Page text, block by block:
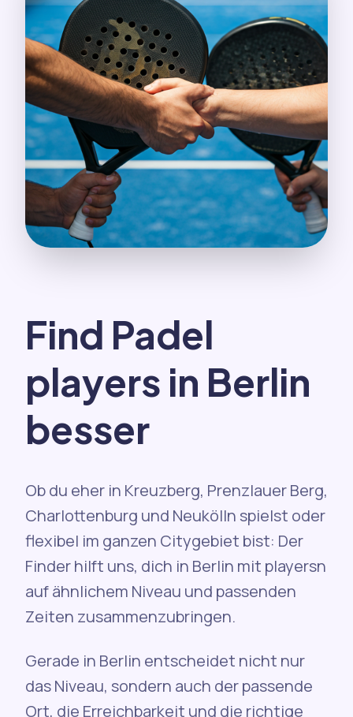
Find Padel
players in Berlin
besser
Ob du eher in Kreuzberg, Prenzlauer Berg,
Charlottenburg und Neukölln spielst oder
flexibel im ganzen Citygebiet bist: Der
Finder hilft uns, dich in Berlin mit playersn
auf ähnlichem Niveau und passenden
Zeiten zusammenzubringen.
Gerade in Berlin entscheidet nicht nur
das Niveau, sondern auch der passende
Ort, die Erreichbarkeit und die richtige